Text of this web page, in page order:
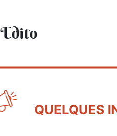
Edito
QUELQUES